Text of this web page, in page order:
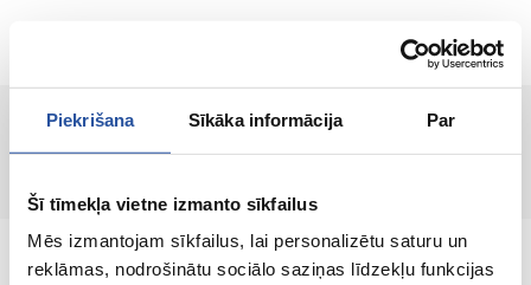
Piekrišana Sīkāka informācija Par
Šī tīmekļa vietne izmanto sīkfailus
Mēs izmantojam sīkfailus, lai personalizētu saturu un
reklāmas, nodrošinātu sociālo saziņas līdzekļu funkcijas
RU
Страница не найдена!